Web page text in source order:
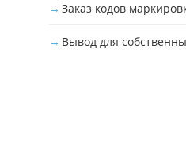
Заказ кодов
Вывод для